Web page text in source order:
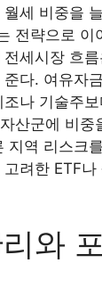
세 비중을
전략으로 이
세시장 흐
다. 여유자
나 기술주
산군에 비중
지역 리스크
려한 ETF나
와